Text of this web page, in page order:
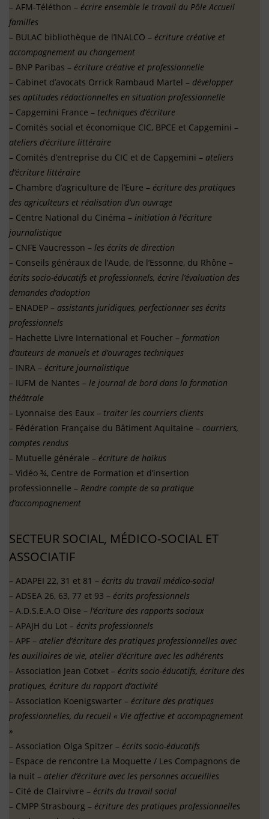
– AFM-Téléthon – écrire ensemble le travail du Pôle Accueil
familles
– BULAC bibliothèque de l’INALCO – écriture créative et
accompagnement au changement
– BNP Paribas – écriture créative et professionnelle
– Cabinet d’avocats Orrick Rambaud Martel – développer
ses aptitudes rédactionnelles en situation professionnelle
– Capgemini France – techniques d’écriture
– Comités social et économique CIC, BPCE et Capgemini –
ateliers d’écriture littéraire
– Comités d’entreprise du CIC et de Capgemini – ateliers
d’écriture littéraire
– Chambre d’agriculture de l’Eure – écriture des pratiques
des agriculteurs et réalisation d’un ouvrage
– Centre National du Cinéma – initiation à l’écriture
journalistique
– CNFE Vaucresson – les écrits de direction
– Conseils généraux de l’Aude, de l’Essonne, du Rhône –
écrits socio-éducatifs et professionnels, écrire l’évaluation des
demandes d’adoption
– ENADEP – assistants juridiques, perfectionner ses écrits
professionnels
– Hachette Livre International et Foucher – formation
d’auteurs de manuels et d’ouvrages techniques
– INRA – écriture journalistique
– IUFM de Nantes – le journal de bord dans la formation
théâtrale
– Lyonnaise des Eaux – traiter les courriers clients
– Fédération Française du Bâtiment Aquitaine – courriers,
comptes rendus
– Mutuelle générale – écriture de haïkus
– Vidéo ¾, Centre de Formation et d’insertion
professionnelle – Rendre compte de sa pratique
d’accompagnement
SECTEUR SOCIAL, MÉDICO-SOCIAL ET
ASSOCIATIF
– ADAPEI 22, 31 et 81 – écrits du travail médico-social
– ADSEA 26, 63, 77 et 93 – écrits professionnels
– A.D.S.E.A.O Oise – l’écriture des rapports sociaux
– APAJH du Lot – écrits professionnels
– APF – atelier d’écriture des pratiques professionnelles avec
les auxiliaires de vie, atelier d’écriture avec les adhérents
– Association Jean Cotxet – écrits socio-éducatifs, écriture des
pratiques, écriture du rapport d’activité
– Association Koenigswarter – écriture des pratiques
professionnelles, du recueil « Vie affective et accompagnement
»
– Association Olga Spitzer – écrits socio-éducatifs
– Espace de rencontre La Moquette / Les Compagnons de
la nuit – atelier d’écriture avec les personnes accueillies
– Cité de Clairvivre – écrits du travail social
– CMPP Strasbourg – écriture des pratiques professionnelles